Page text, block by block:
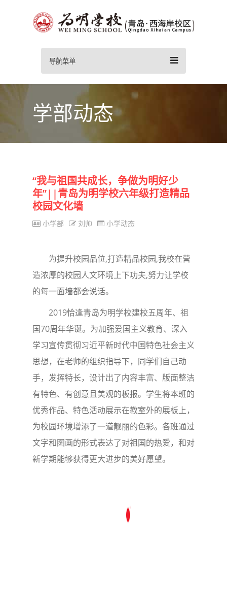
导航菜单
学部动态
“我与祖国共成长，争做为明好少
年”||青岛为明学校六年级打造精品
校园文化墙
小学部 刘帅 小学动态
为提升校园品位,打造精品校园,我校在营
造浓厚的校园人文环境上下功夫,努力让学校
的每一面墙都会说话。
2019恰逢青岛为明学校建校五周年、祖
国70周年华诞。为加强爱国主义教育、深入
学习宣传贯彻习近平新时代中国特色社会主义
思想，在老师的组织指导下，同学们自己动
手，发挥特长，设计出了内容丰富、版面整洁
有特色、有创意且美观的板报。学生将本班的
优秀作品、特色活动展示在教室外的展板上，
为校园环境增添了一道靓丽的色彩。各班通过
文字和图画的形式表达了对祖国的热爱，和对
新学期能够获得更大进步的美好愿望。